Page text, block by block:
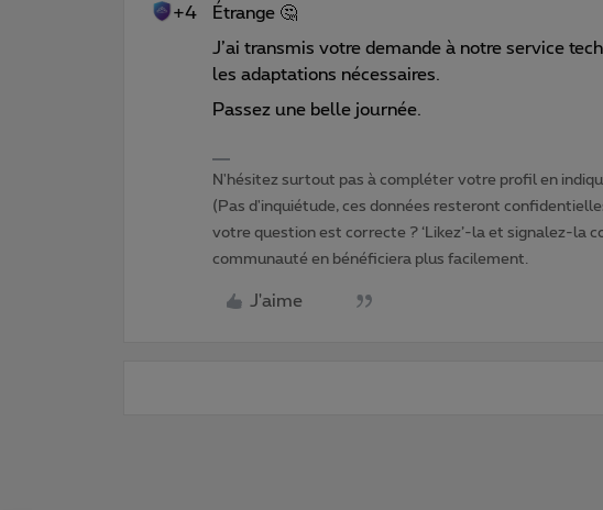
+4
Étrange 🤔
J’ai transmis votre demande à notre service
les adaptations nécessaires.
Passez une belle journée.
N'hésitez surtout pas à compléter votre profil en
(Pas d'inquiétude, ces données resteront
votre question est correcte ? ‘Likez’-la et signalez-la
communauté en bénéficiera plus facilement.
J'aime